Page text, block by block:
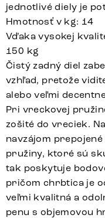
jednotlivé diely je
Hmotnosť v kg: 14
Vďaka vysokej
150 kg
Čistý zadný diel
vzhľad, pretože
alebo veľmi
Pri vreckovej
zošité do vreciek.
navzájom
pružiny, ktoré sú
tak poskytuje
pričom chrbtica je
veľmi kvalitná a
penu s objemovou